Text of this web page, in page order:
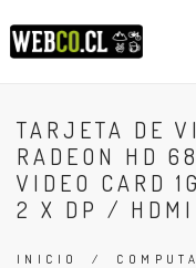
TARJETA DE
RADEON HD
VIDEO CARD
2 X DP / HDMI
INICIO /